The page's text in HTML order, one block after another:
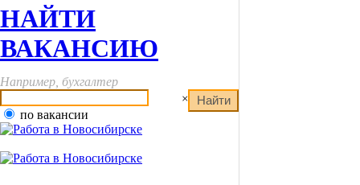
НАЙТИ
ВАКАНСИЮ
Например, бухгалтер
×
по вакансии